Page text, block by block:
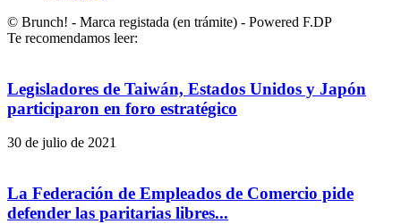
© Brunch! - Marca registada (en trámite) - Powered F.DP
Te recomendamos leer:
Legisladores de Taiwán, Estados Unidos y Japón
participaron en foro estratégico
30 de julio de 2021
La Federación de Empleados de Comercio pide
defender las paritarias libres...